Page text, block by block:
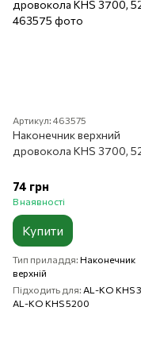
Артикул: 463575
Наконечник верхний
дровокола KHS 3700,
74 грн
В наявності
Купити
Тип приладдя Наконечник
верхній
Підходить для AL-KO KHS
AL-KO KHS 5200